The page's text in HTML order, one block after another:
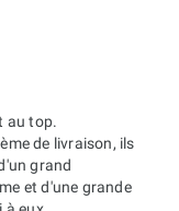
au top.
de livraison, ils
grand
et d'une grande